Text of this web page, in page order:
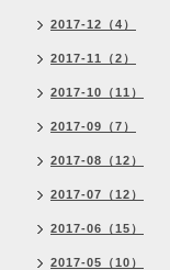
2017-12（4）
2017-11（2）
2017-10（11）
2017-09（7）
2017-08（12）
2017-07（12）
2017-06（15）
2017-05（10）